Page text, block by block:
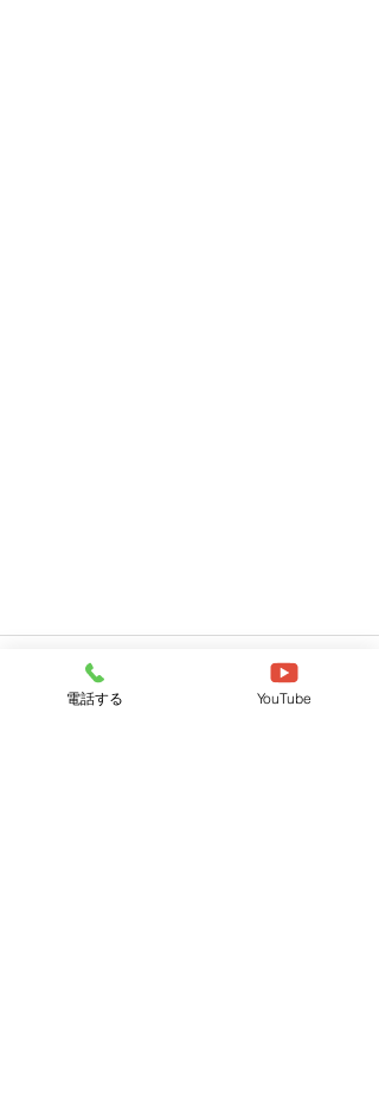
電話する YouTube